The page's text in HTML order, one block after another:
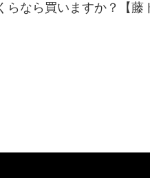
らなら買いますか？【